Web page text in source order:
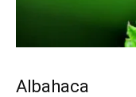
Albahaca